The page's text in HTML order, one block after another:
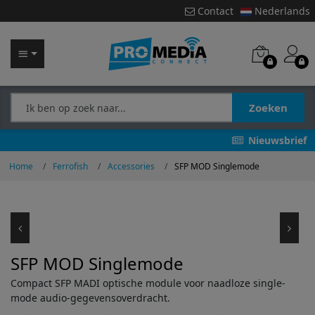
Contact Nederlands
Zoeken
Nieuwsbrief
Home Ferrofish Accessories SFP MOD Singlemode
SFP MOD Singlemode
Compact SFP MADI optische module voor naadloze single-
mode audio-gegevensoverdracht.